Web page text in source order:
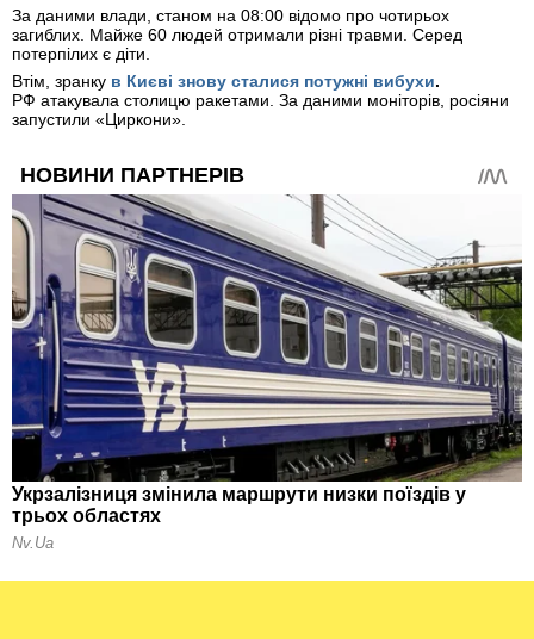
За даними влади, станом на 08:00 відомо про чотирьох
загиблих. Майже 60 людей отримали різні травми. Серед
потерпілих є діти.
Втім, зранку в Києві знову сталися потужні вибухи.
РФ атакувала столицю ракетами. За даними моніторів, росіяни
запустили «Циркони».